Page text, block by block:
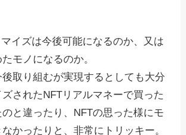
マイズは今後可能になるのか、又は
モノになるのか。
取り組むが実現するとしても大分
されたNFTリアルマネーで買った
と違ったり、NFTの思った様にモ
かったりと、非常にトリッキー。